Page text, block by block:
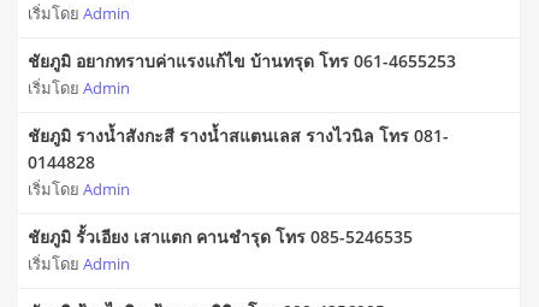
เริ่มโดย Admin
ชัยภูมิ อยากทราบค่าแรงแก้ไข บ้านทรุด โทร 061-4655253
เริ่มโดย Admin
ชัยภูมิ รางน้ำสังกะสี รางน้ำสแตนเลส รางไวนิล โทร 081-
0144828
เริ่มโดย Admin
ชัยภูมิ รั้วเอียง เสาแตก คานชำรุด โทร 085-5246535
เริ่มโดย Admin